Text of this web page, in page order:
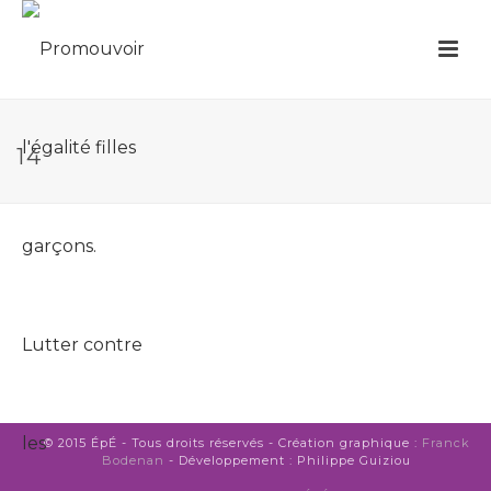
14
© 2015 ÉpÉ - Tous droits réservés - Création graphique : Franck
Bodenan - Développement : Philippe Guiziou